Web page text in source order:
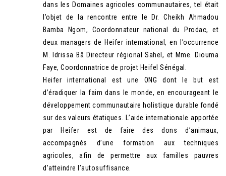
dans les Domaines agricoles communautaires, tel était
l’objet de la rencontre entre le Dr. Cheikh Ahmadou
Bamba Ngom, Coordonnateur national du Prodac, et
deux managers de Heifer international, en l’occurrence
M. Idrissa Bâ Directeur régional Sahel, et Mme. Diouma
Faye, Coordonnatrice de projet Heifel Sénégal.
Heifer international est une ONG dont le but est
d’éradiquer la faim dans le monde, en encourageant le
développement communautaire holistique durable fondé
sur des valeurs étatiques. L’aide internationale apportée
par Heifer est de faire des dons d’animaux,
accompagnés d’une formation aux techniques
agricoles, afin de permettre aux familles pauvres
d’atteindre l’autosuffisance.